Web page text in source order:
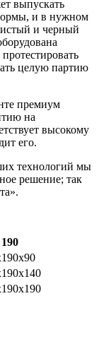
выпускать
и в нужном
и черный
целую партию
премиум
на
высокому
его.
технологий мы
решение; так
190